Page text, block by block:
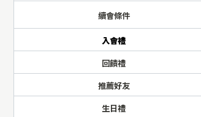
續會條件
入會禮
回饋禮
推薦好友
生日禮